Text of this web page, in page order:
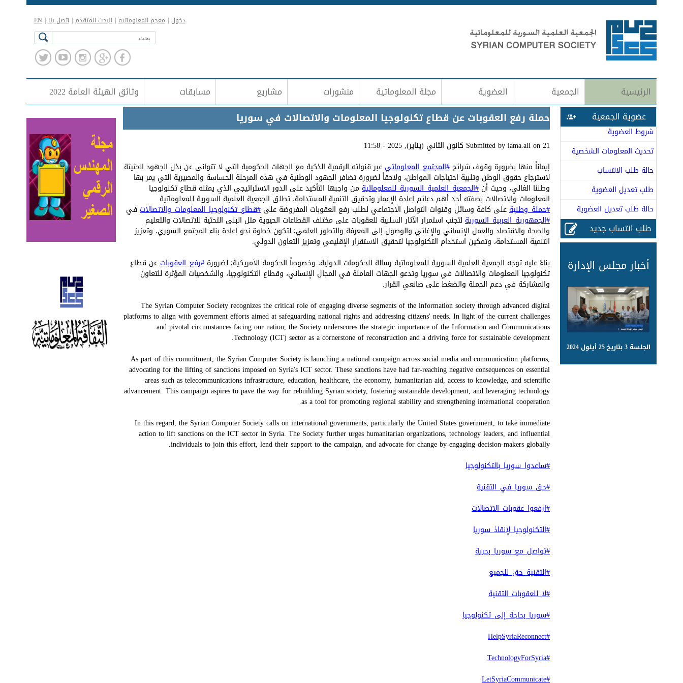
Jump to navigation
دخول | معجم المعلوماتية | البحث المتقدم | اتصل بنا |
EN
الرئيسية الجمعية العضوية مجلة المعلوماتية منشورات مشاريع مسابقات وثائق الهيئة العامة 2022
حملة رفع العقوبات عن قطاع تكنولوجيا المعلومات والاتصالات في سوريا
Submitted bylama.alion21 كانون الثاني (يناير), 2025 - 11:58
إيماناً منها بضرورة وقوف شرائح#المجتمع_المعلوماتي عبر قنواته الرقمية الذكية مع الجهات الحكومية التي لا تتوانى عن بذل الجهود الحثيثة
لاسترجاع حقوق الوطن وتلبية احتياجات المواطن، ولاحقاً لضرورة تضافر الجهود الوطنية في هذه المرحلة الحساسة والمصيرية التي يمر بها
وطننا الغالي، وحيث أن #الجمعية_العلمية_السورية_للمعلوماتيةمن واجبها التأكيد على الدور الاستراتيجي الذي يمثله قطاع تكنولوجيا
المعلومات والاتصالات بصفته أحد أهم دعائم إعادة الإعمار وتحقيق التنمية المستدامة، تطلق الجمعية العلمية السورية للمعلوماتية
#حملة_وطنيةعلى كافة وسائل وقنوات التواصل الاجتماعي لطلب رفع العقوبات المفروضة على #قطاع_تكنولوجيا_المعلومات_والاتصالات في
#الجمهورية_العربية_السورية لتجنب استمرار الآثار السلبية للعقوبات على مختلف القطاعات الحيوية مثل البنى التحتية للاتصالات والتعليم
والصحة والاقتصاد والعمل الإنساني والإغاثي والوصول إلى المعرفة والتطور العلمي؛ لتكون خطوة نحو إعادة بناء المجتمع السوري، وتعزيز
التنمية المستدامة، وتمكين استخدام التكنولوجيا لتحقيق الاستقرار الإقليمي وتعزيز التعاون الدولي.
بناءً عليه توجه الجمعية العلمية السورية للمعلوماتية رسالة للحكومات الدولية، وخصوصاً الحكومة الأمريكية؛ لضرورة #رفع_العقوباتعن قطاع
تكنولوجيا المعلومات والاتصالات في سوريا وتدعو الجهات العاملة في المجال الإنساني، وقطاع التكنولوجيا، والشخصيات المؤثرة للتعاون
والمشاركة في دعم الحملة والضغط على صانعي القرار.
The Syrian Computer Society recognizes the critical role of engaging diverse segments of the information society through advanced digital
platforms to align with government efforts aimed at safeguarding national rights and addressing citizens' needs. In light of the current challenges
and pivotal circumstances facing our nation, the Society underscores the strategic importance of the Information and Communications
Technology (ICT) sector as a cornerstone of reconstruction and a driving force for sustainable development.
As part of this commitment, the Syrian Computer Society is launching a national campaign across social media and communication platforms,
advocating for the lifting of sanctions imposed on Syria's ICT sector. These sanctions have had far-reaching negative consequences on essential
areas such as telecommunications infrastructure, education, healthcare, the economy, humanitarian aid, access to knowledge, and scientific
advancement. This campaign aspires to pave the way for rebuilding Syrian society, fostering sustainable development, and leveraging technology
as a tool for promoting regional stability and strengthening international cooperation.
In this regard, the Syrian Computer Society calls on international governments, particularly the United States government, to take immediate
action to lift sanctions on the ICT sector in Syria. The Society further urges humanitarian organizations, technology leaders, and influential
individuals to join this effort, lend their support to the campaign, and advocate for change by engaging decision-makers globally.
#ساعدوا_سوريا_بالتكنولوجيا
#حق_سوريا_في_التقنية
#ارفعوا_عقوبات_الاتصالات
#التكنولوجيا_لإنقاذ_سوريا
#تواصل_مع_سوريا_بحرية
#التقنية_حق_للجميع
#لا_للعقوبات_التقنية
#سوريا_بحاجة_إلى_تكنولوجيا
#HelpSyriaReconnect
#TechnologyForSyria
#LetSyriaCommunicate
عضوية الجمعية
شروط العضوية
تحديث المعلومات الشخصية
حالة طلب الانتساب
طلب تعديل العضوية
حالة طلب تعديل العضوية
طلب انتساب جديد
أخبار مجلس الإدارة
الجلسة 3 بتاريخ 25 أيلول 2024